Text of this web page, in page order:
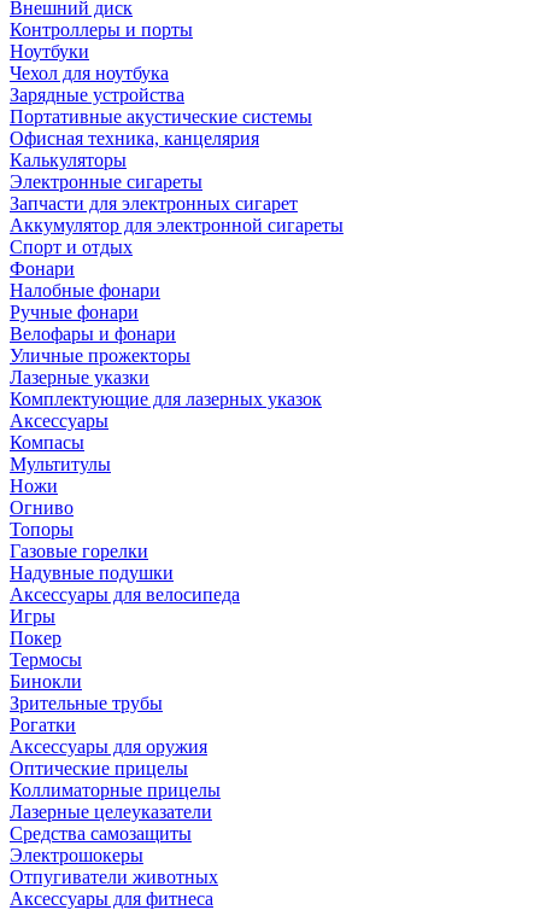
Внешний диск
Контроллеры и порты
Ноутбуки
Чехол для ноутбука
Зарядные устройства
Портативные акустические системы
Офисная техника, канцелярия
Калькуляторы
Электронные сигареты
Запчасти для электронных сигарет
Аккумулятор для электронной сигареты
Спорт и отдых
Фонари
Налобные фонари
Ручные фонари
Велофары и фонари
Уличные прожекторы
Лазерные указки
Комплектующие для лазерных указок
Аксессуары
Компасы
Мультитулы
Ножи
Огниво
Топоры
Газовые горелки
Надувные подушки
Аксессуары для велосипеда
Игры
Покер
Термосы
Бинокли
Зрительные трубы
Рогатки
Аксессуары для оружия
Оптические прицелы
Коллиматорные прицелы
Лазерные целеуказатели
Средства самозащиты
Электрошокеры
Отпугиватели животных
Аксессуары для фитнеса